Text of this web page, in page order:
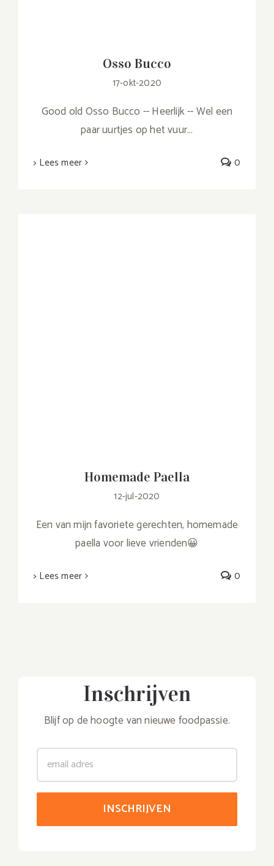
Osso Bucco
17-okt-2020
Good old Osso Bucco -- Heerlijk -- Wel een
paar uurtjes op het vuur...
> Lees meer 0
Homemade Paella
12-jul-2020
Een van mijn favoriete gerechten, homemade
paella voor lieve vrienden😀
> Lees meer 0
Inschrijven
Blijf op de hoogte van nieuwe foodpassie.